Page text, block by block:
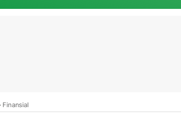
Finansial